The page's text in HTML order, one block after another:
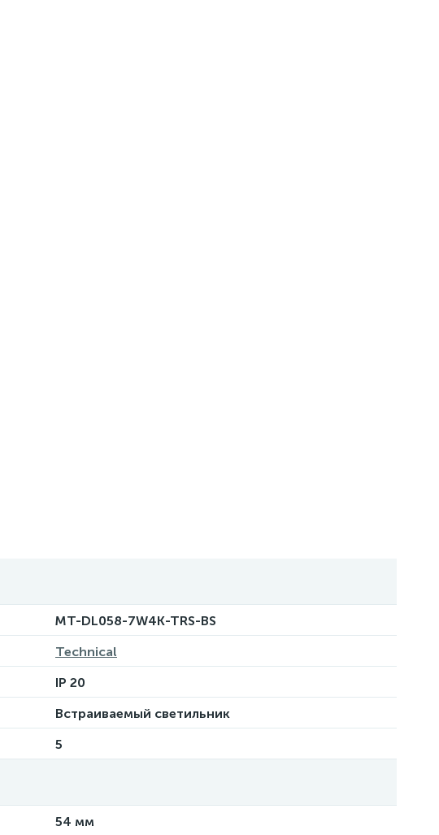
MT-DL058-7W4K-TRS-BS
Technical
IP 20
Встраиваемый светильник
5
54 мм